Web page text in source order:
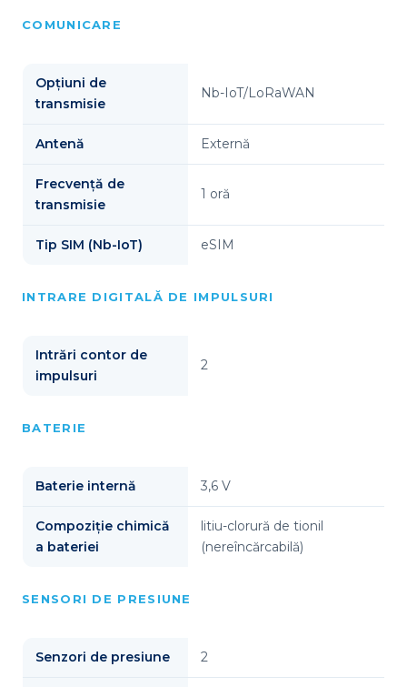
COMUNICARE
Opțiuni de
transmisie
Nb-IoT/LoRaWAN
Antenă Externă
Frecvență de
transmisie
1 oră
Tip SIM (Nb-IoT) eSIM
INTRARE DIGITALĂ DE IMPULSURI
Intrări contor de
impulsuri
2
BATERIE
Baterie internă 3,6 V
Compoziție chimică
a bateriei
litiu-clorură de tionil
(nereîncărcabilă)
SENSORI DE PRESIUNE
Senzori de presiune 2